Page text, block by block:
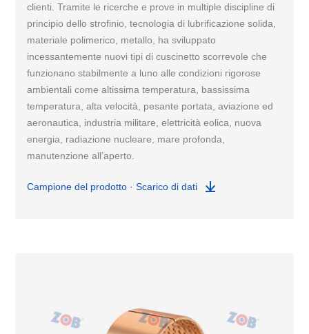
clienti. Tramite le ricerche e prove in multiple discipline di
principio dello strofinio, tecnologia di lubrificazione solida,
materiale polimerico, metallo, ha sviluppato
incessantemente nuovi tipi di cuscinetto scorrevole che
funzionano stabilmente a luno alle condizioni rigorose
ambientali come altissima temperatura, bassissima
temperatura, alta velocità, pesante portata, aviazione ed
aeronautica, industria militare, elettricità eolica, nuova
energia, radiazione nucleare, mare profonda,
manutenzione all’aperto.
Campione del prodotto · Scarico di dati